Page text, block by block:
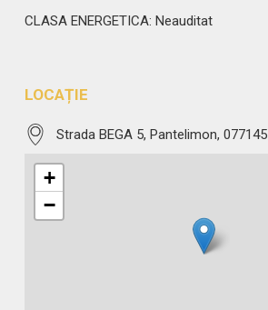
CLASA ENERGETICA: Neauditat
LOCAȚIE
Strada BEGA 5, Pantelimon, 077145
+
−